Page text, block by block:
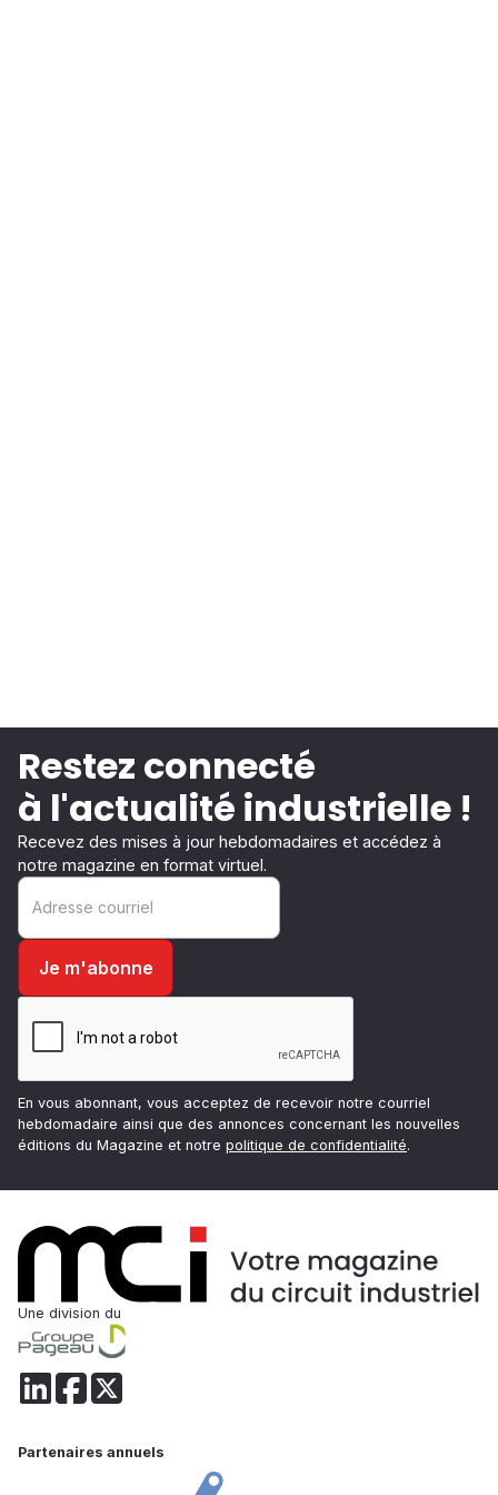
Restez connecté
à l'actualité industrielle !
Recevez des mises à jour hebdomadaires et accédez à
notre magazine en format virtuel.
En vous abonnant, vous acceptez de recevoir notre courriel
hebdomadaire ainsi que des annonces concernant les nouvelles
éditions du Magazine et notre politique de confidentialité.
Une division du
Partenaires annuels